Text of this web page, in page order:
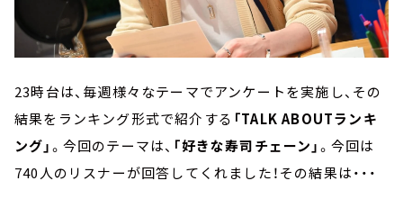
23時台は、毎週様々なテーマでアンケートを実施し、その
結果をランキング形式で紹介する 「TALK ABOUTランキ
ング」。今回のテーマは、 「好きな寿司チェーン」。今回は
740人のリスナーが回答してくれました！その結果は・・・